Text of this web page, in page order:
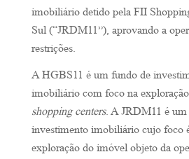
imobiliário detido pela FII
Sul (“JRDM11”), aprovando a
restrições.
A HGBS11 é um fundo de
imobiliário com foco na
shopping centers. A JRDM11 é
investimento imobiliário cujo foco
exploração do imóvel objeto da